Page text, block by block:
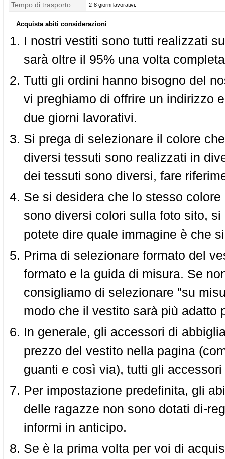
Tempo di trasporto 2-8 giorni lavorativi.
Acquista abiti considerazioni
I nostri vestiti sono tutti realizzati
sarà oltre il 95% una volta
Tutti gli ordini hanno bisogno del
vi preghiamo di offrire un indirizzo
due giorni lavorativi.
Si prega di selezionare il colore
diversi tessuti sono realizzati in
dei tessuti sono diversi, fare
Se si desidera che lo stesso
sono diversi colori sulla foto sito,
potete dire quale immagine è che
Prima di selezionare formato del
formato e la guida di misura. Se
consigliamo di selezionare "su
modo che il vestito sarà più adatto
In generale, gli accessori di
prezzo del vestito nella pagina
guanti e così via), tutti gli
Per impostazione predefinita, gli
delle ragazze non sono dotati di-
informi in anticipo.
Se è la prima volta per voi di